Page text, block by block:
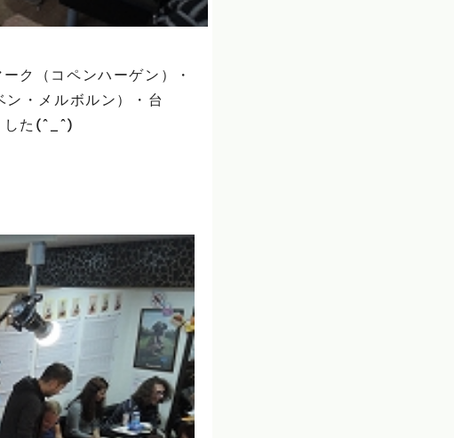
ク（コペンハーゲン）・
・メルボルン）・台
した(^_^)